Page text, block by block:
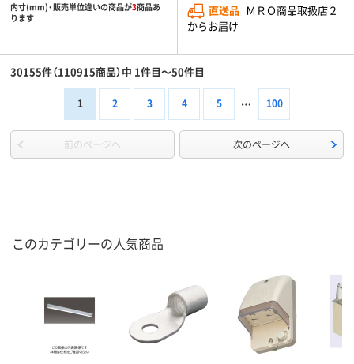
内寸(mm)・販売単位違いの商品が3商品あ
ります
直送品 ＭＲＯ商品取扱店２
からお届け
30155件（110915商品）中 1件目～50件目
1 2 3 4 5 100
前のページへ 次のページへ
このカテゴリーの人気商品